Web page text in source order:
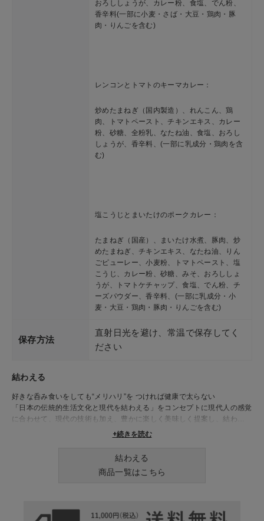
おろししょうが、カレー粉、食塩、でん粉、
香辛料(一部に小麦・さば・大豆・鶏肉・豚
肉・りんごを含む)
レンコンとトマトのキーマカレー：
炒めたまねぎ（国内製造）、れんこん、鶏
肉、トマトペースト、チキンエキス、カレー
粉、砂糖、全粉乳、なたね油、食塩、おろし
しょうが、香辛料、(一部に乳成分・鶏肉を含
む)
塩こうじとまいたけのポークカレー：
たまねぎ（国産）、まいたけ水煮、豚肉、炒
めたまねぎ、チキンエキス、なたね油、りん
ごピューレー、小麦粉、トマトペースト、塩
こうじ、カレー粉、砂糖、みそ、おろししょ
うが、トマトケチャップ、食塩、でん粉、チ
ーズパウダー、香辛料、(一部に乳成分・小
麦・大豆・鶏肉・豚肉・りんごを含む)
保存方法
直射日光を避け、常温で保存してく
ださい
結わえる
好きな呑み食いをしても“メリハリ”を つければ健康で太らない
「日本の伝統的生活文化と現代を結わえる」をコンセプトに現代人の感覚
に合わせて、現代の技術も加え、豊かに楽しく美味しく提案し、結わえて
+続きを読む
結わえる
商品一覧はこちら